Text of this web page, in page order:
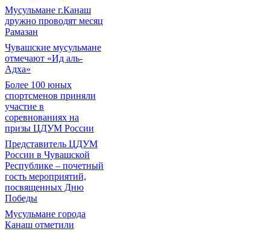
Мусульмане г.Канаш
дружно проводят месяц
Рамазан
Чувашские мусульмане
отмечают «Ид аль-
Адха»
Более 100 юных
спортсменов приняли
участие в
соревнованиях на
призы ЦДУМ России
Представитель ЦДУМ
России в Чувашской
Республике – почетный
гость мероприятий,
посвященных Дню
Победы
Мусульмане города
Канаш отметили